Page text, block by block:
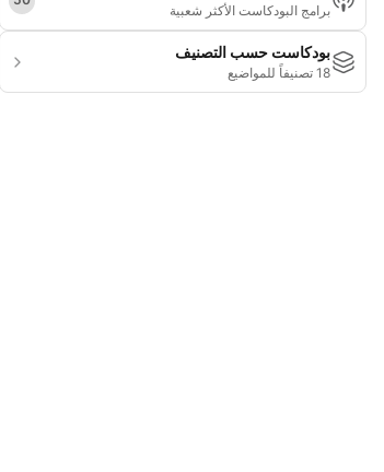
برامج البودكاست الأكثر شعبية
بودكاست حسب التصنيف
18 تصنيفاً للمواضيع